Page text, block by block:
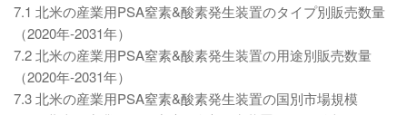
7.1 北米の産業用PSA窒素&酸素発生装置のタイプ別販売数量
（2020年-2031年）
7.2 北米の産業用PSA窒素&酸素発生装置の用途別販売数量
（2020年-2031年）
7.3 北米の産業用PSA窒素&酸素発生装置の国別市場規模